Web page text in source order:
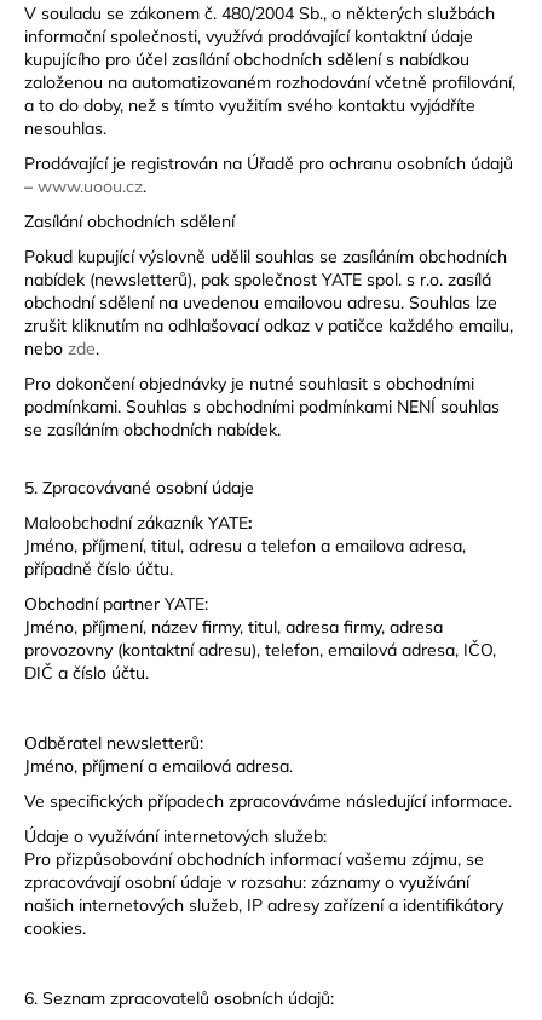
V souladu se zákonem č. 480/2004 Sb., o některých službách
informační společnosti, využívá prodávající kontaktní údaje
kupujícího pro účel zasílání obchodních sdělení s nabídkou
založenou na automatizovaném rozhodování včetně profilování,
a to do doby, než s tímto využitím svého kontaktu vyjádříte
nesouhlas.
Prodávající je registrován na Úřadě pro ochranu osobních údajů
– www.uoou.cz.
Zasílání obchodních sdělení
Pokud kupující výslovně udělil souhlas se zasíláním obchodních
nabídek (newsletterů), pak společnost YATE spol. s r.o. zasílá
obchodní sdělení na uvedenou emailovou adresu. Souhlas lze
zrušit kliknutím na odhlašovací odkaz v patičce každého emailu,
nebo zde.
Pro dokončení objednávky je nutné souhlasit s obchodními
podmínkami. Souhlas s obchodními podmínkami NENÍ souhlas
se zasíláním obchodních nabídek.
5. Zpracovávané osobní údaje
Maloobchodní zákazník YATE:
Jméno, příjmení, titul, adresu a telefon a emailova adresa,
případně číslo účtu.
Obchodní partner YATE:
Jméno, příjmení, název firmy, titul, adresa firmy, adresa
provozovny (kontaktní adresu), telefon, emailová adresa, IČO,
DIČ a číslo účtu.
Odběratel newsletterů:
Jméno, příjmení a emailová adresa.
Ve specifických případech zpracováváme následující informace.
Údaje o využívání internetových služeb:
Pro přizpůsobování obchodních informací vašemu zájmu, se
zpracovávají osobní údaje v rozsahu: záznamy o využívání
našich internetových služeb, IP adresy zařízení a identifikátory
cookies.
6. Seznam zpracovatelů osobních údajů: